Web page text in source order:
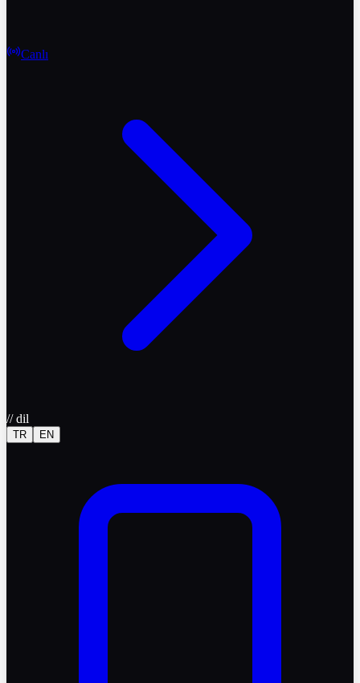
Canlı
//dil
TR EN